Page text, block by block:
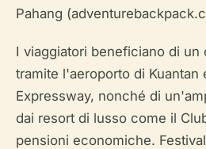
Pahang
I viaggiatori beneficiano di
tramite l'aeroporto di Kuantan
Expressway, nonché di
dai resort di lusso come il
pensioni economiche.